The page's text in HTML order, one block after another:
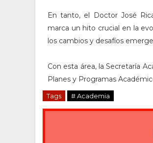
En tanto, el Doctor José
marca un hito crucial en la
los cambios y desafíos
Con esta área, la Secretaría
Planes y Programas
Tags # Academia